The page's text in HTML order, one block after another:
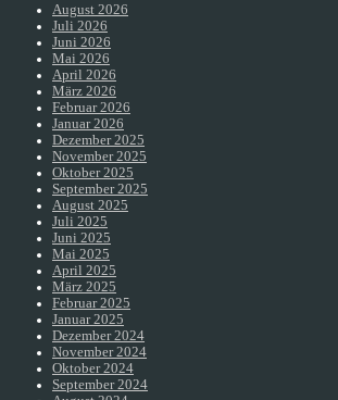
August 2026
Juli 2026
Juni 2026
Mai 2026
April 2026
März 2026
Februar 2026
Januar 2026
Dezember 2025
November 2025
Oktober 2025
September 2025
August 2025
Juli 2025
Juni 2025
Mai 2025
April 2025
März 2025
Februar 2025
Januar 2025
Dezember 2024
November 2024
Oktober 2024
September 2024